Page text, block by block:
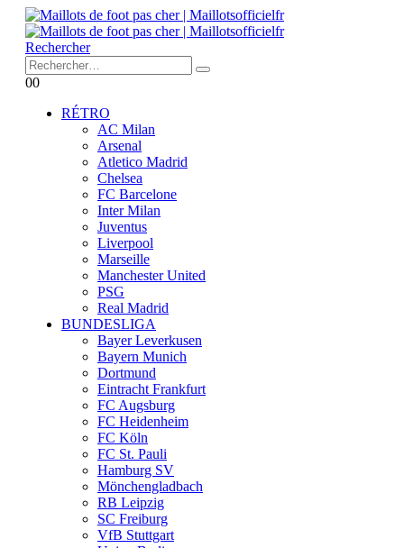
Rechercher
00
RÉTRO
AC Milan
Arsenal
Atletico Madrid
Chelsea
FC Barcelone
Inter Milan
Juventus
Liverpool
Marseille
Manchester United
PSG
Real Madrid
BUNDESLIGA
Bayer Leverkusen
Bayern Munich
Dortmund
Eintracht Frankfurt
FC Augsburg
FC Heidenheim
FC Köln
FC St. Pauli
Hamburg SV
Mönchengladbach
RB Leipzig
SC Freiburg
VfB Stuttgart